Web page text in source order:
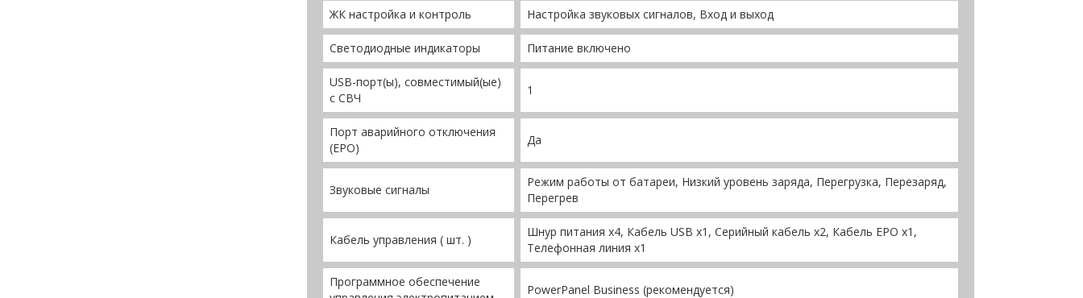
ЖК настройка и контроль Настройка звуковых сигналов, Вход и выход
Светодиодные индикаторы Питание включено
USB-порт(ы), совместимый(ые)
с СВЧ
1
Порт аварийного отключения
(EPO)
Да
Звуковые сигналы
Режим работы от батареи, Низкий уровень заряда, Перегрузка, Перезаряд,
Перегрев
Кабель управления ( шт. )
Шнур питания х4, Кабель USB х1, Серийный кабель х2, Кабель EPO х1,
Телефонная линия х1
Программное обеспечение
PowerPanel Business (рекомендуется)